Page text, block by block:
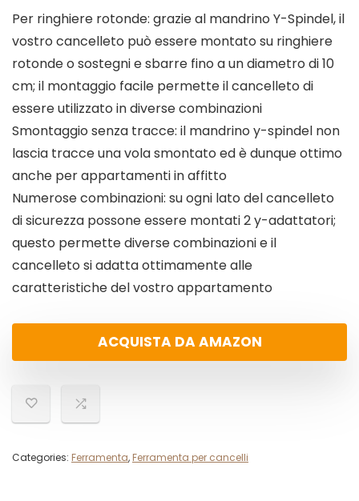
Per ringhiere rotonde: grazie al mandrino Y-Spindel, il
vostro cancelleto può essere montato su ringhiere
rotonde o sostegni e sbarre fino a un diametro di 10
cm; il montaggio facile permette il cancelleto di
essere utilizzato in diverse combinazioni
Smontaggio senza tracce: il mandrino y-spindel non
lascia tracce una vola smontato ed è dunque ottimo
anche per appartamenti in affitto
Numerose combinazioni: su ogni lato del cancelleto
di sicurezza possone essere montati 2 y-adattatori;
questo permette diverse combinazioni e il
cancelleto si adatta ottimamente alle
caratteristiche del vostro appartamento
ACQUISTA DA AMAZON
Categories: Ferramenta, Ferramenta per cancelli